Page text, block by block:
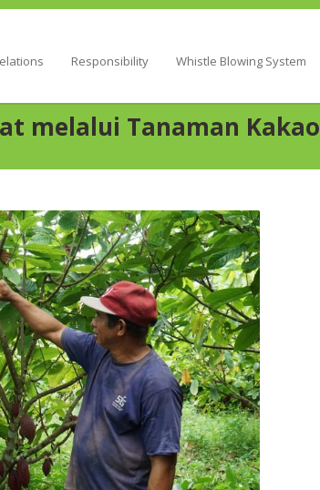
Responsibility Whistle Blowing System
melalui Tanaman Kakao